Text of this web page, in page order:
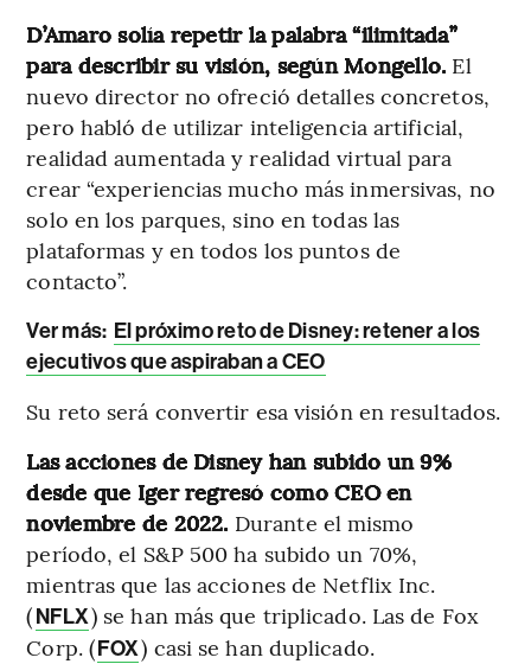
D’Amaro solía repetir la palabra “ilimitada”
para describir su visión, según Mongello. El
nuevo director no ofreció detalles concretos,
pero habló de utilizar inteligencia artificial,
realidad aumentada y realidad virtual para
crear “experiencias mucho más inmersivas, no
solo en los parques, sino en todas las
plataformas y en todos los puntos de
contacto”.
Ver más: El próximo reto de Disney: retener a los
ejecutivos que aspiraban a CEO
Su reto será convertir esa visión en resultados.
Las acciones de Disney han subido un 9%
desde que Iger regresó como CEO en
noviembre de 2022. Durante el mismo
período, el S&P 500 ha subido un 70%,
mientras que las acciones de Netflix Inc.
(NFLX) se han más que triplicado. Las de Fox
Corp. (FOX) casi se han duplicado.